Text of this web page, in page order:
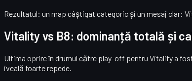
Rezultatul: un map câștigat categoric și un mesaj clar:
Vitality vs B8: dominanță totală și
Ultima oprire în drumul către play-off pentru Vitality a
iveală foarte repede.